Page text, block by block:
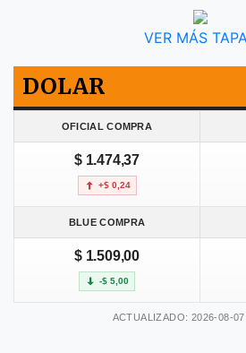
VER MÁS
DOLAR
OFICIAL COMPRA
$ 1.474,37
+$ 0,24
BLUE COMPRA
$ 1.509,00
-$ 5,00
ACTUALIZADO: 2026-08-